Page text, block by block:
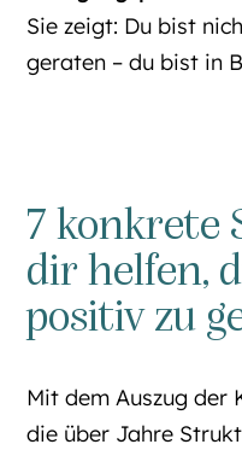
Sie zeigt: Du bist
geraten – du bist in
7 konkrete
dir helfen,
positiv zu
Mit dem Auszug der
die über Jahre